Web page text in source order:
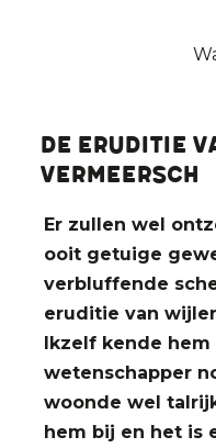
Walter
De eruditie
Vermeersch
Er zullen wel
ooit getuige
verbluffende
eruditie van
Ikzelf kende
wetenschapper
woonde wel
hem bij en het is